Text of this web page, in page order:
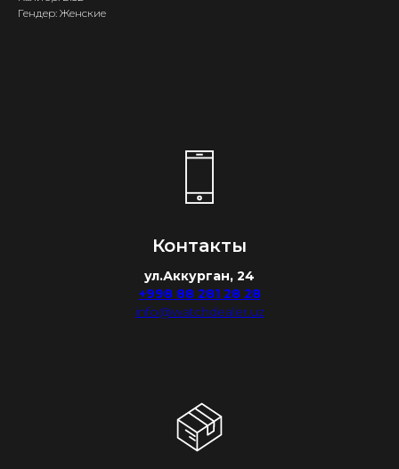
Гендер: Женские
Контакты
ул.Аккурган, 24
+998 88 281 28 28
info@watchdealer.uz